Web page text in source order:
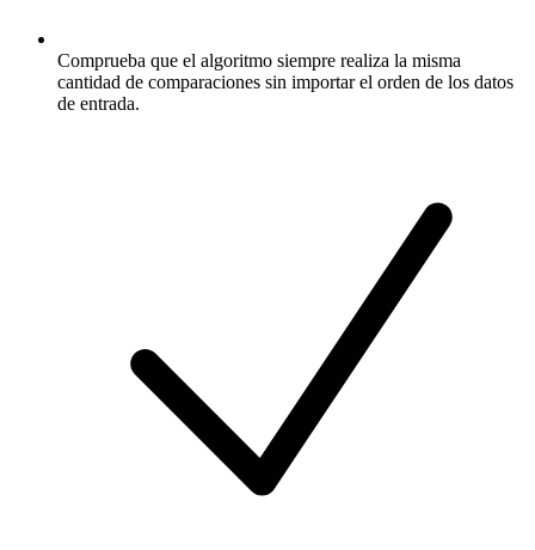
Comprueba que el algoritmo siempre realiza la misma
cantidad de comparaciones sin importar el orden de los datos
de entrada.